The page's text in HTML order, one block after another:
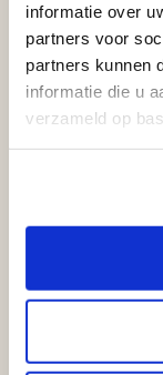
informatie over
partners voor
partners kunnen
informatie die u
verzameld op
17 JUL 2026